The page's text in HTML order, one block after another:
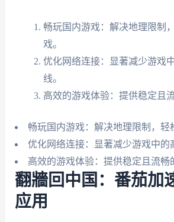
畅玩国内游戏：解决地理限制
戏。
优化网络连接：显著减少游戏
线。
高效的游戏体验：提供稳定且
畅玩国内游戏：解决地理限制，轻
优化网络连接：显著减少游戏中的
高效的游戏体验：提供稳定且流畅
翻牆回中国：番茄加
应用